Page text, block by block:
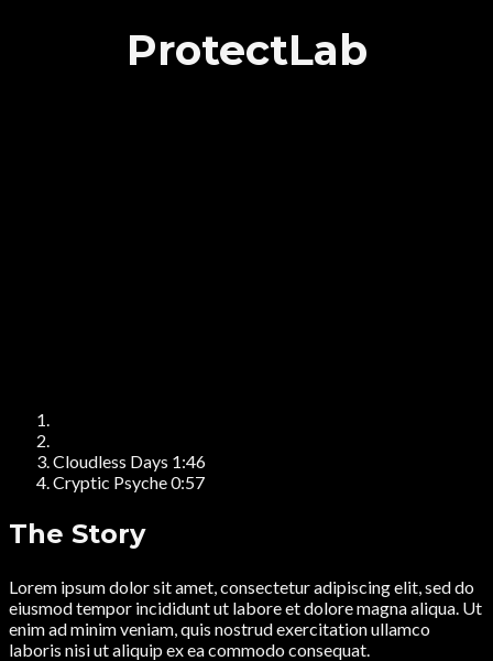
ProtectLab
Cloudless Days 1:46
Cryptic Psyche0:57
The Story
Lorem ipsum dolor sit amet, consectetur adipiscing elit, sed do
eiusmod tempor incididunt ut labore et dolore magna aliqua. Ut
enim ad minim veniam, quis nostrud exercitation ullamco
laboris nisi ut aliquip ex ea commodo consequat.